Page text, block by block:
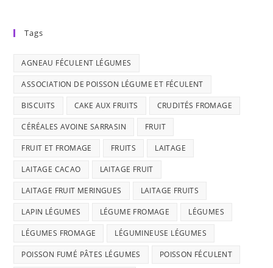
Tags
AGNEAU FÉCULENT LÉGUMES
ASSOCIATION DE POISSON LÉGUME ET FÉCULENT
BISCUITS CAKE AUX FRUITS CRUDITÉS FROMAGE
CÉRÉALES AVOINE SARRASIN FRUIT
FRUIT ET FROMAGE FRUITS LAITAGE
LAITAGE CACAO LAITAGE FRUIT
LAITAGE FRUIT MERINGUES LAITAGE FRUITS
LAPIN LÉGUMES LÉGUME FROMAGE LÉGUMES
LÉGUMES FROMAGE LÉGUMINEUSE LÉGUMES
POISSON FUMÉ PÂTES LÉGUMES POISSON FÉCULENT